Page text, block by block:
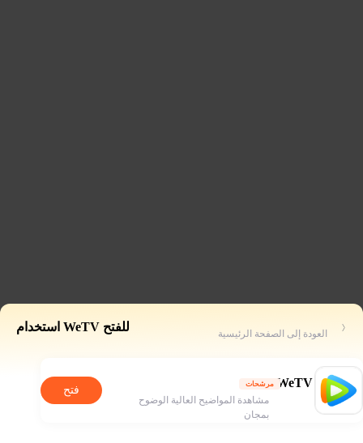
للفتح WeTV استخدام العودة إلى الصفحة الرئيسية
WeTV مرشحات
مشاهدة المواضيح العالية الوضوح
بمجان
فتح